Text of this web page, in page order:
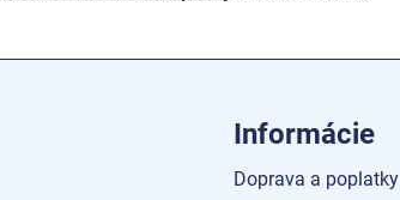
Informácie
Doprava a poplatky